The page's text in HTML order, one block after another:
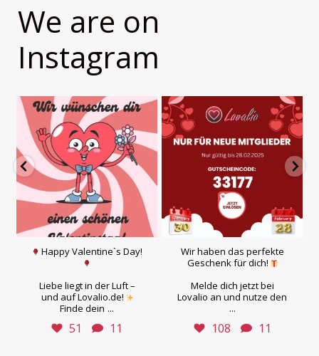
We are on
Instagram
Happy Valentine`s Day!
Liebe liegt in der Luft –
und auf Lovalio.de!
Finde dein ...
51 11
Wir haben das perfekte
Geschenk für dich!
Melde dich jetzt bei
Lovalio an und nutze den
...
108 11